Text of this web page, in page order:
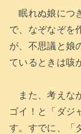
眠れぬ娘につ
で、なぞなぞを
が、不思議と娘
ているときは咳
また、考えな
ゴイ！と「ダジ
す。すでに、「